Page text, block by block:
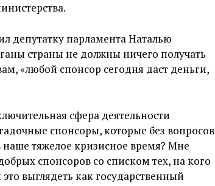
депутатку парламента Наталью
страны не должны ничего получать
«любой спонсор сегодня даст деньги,
сфера деятельности
спонсоры, которые без вопросов
тяжелое кризисное время? Мне
спонсоров со списком тех, на кого
выглядеть как государственный